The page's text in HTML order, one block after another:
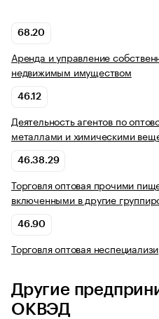
68.20
Аренда и управление
недвижимым имуществом
46.12
Деятельность агентов по
металлами и химическими
46.38.29
Торговля оптовая прочими
включенными в другие
46.90
Торговля оптовая
Другие
ОКВЭД